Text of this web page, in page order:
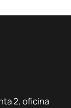
2, oficina